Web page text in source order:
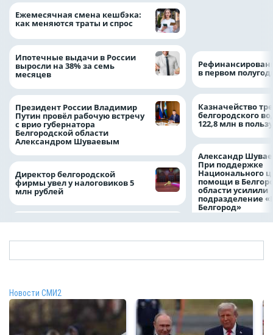
Ежемесячная смена кешбэка:
как меняются траты и спрос
Ипотечные выдачи в России
выросли на 38% за семь
месяцев
Президент России Владимир
Путин провёл рабочую встречу
с врио губернатора
Белгородской области
Александром Шуваевым
Директор белгородской
фирмы увел у налоговиков 5
млн рублей
в первом
Казначейство
белгородского
122,8 млн в
Александр
При поддержке
Национального
помощи в
области усилили
подразделение
Белгород»
Новости СМИ2